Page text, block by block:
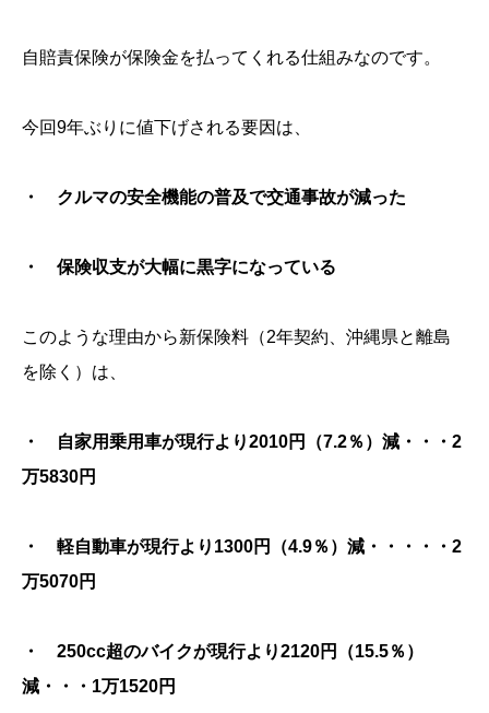
自賠責保険が保険金を払ってくれる仕組みなのです。
今回9年ぶりに値下げされる要因は、
・ クルマの安全機能の普及で交通事故が減った
・ 保険収支が大幅に黒字になっている
このような理由から新保険料（2年契約、沖縄県と離島
を除く）は、
・ 自家用乗用車が現行より2010円（7.2％）減・・・2
万5830円
・ 軽自動車が現行より1300円（4.9％）減・・・・・2
万5070円
・ 250cc超のバイクが現行より2120円（15.5％）
減・・・1万1520円